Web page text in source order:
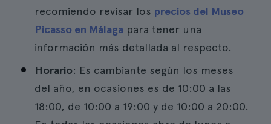
recomiendo revisar los precios del Museo
Picasso en Málaga para tener una
información más detallada al respecto.
Horario: Es cambiante según los meses
del año, en ocasiones es de 10:00 a las
18:00, de 10:00 a 19:00 y de 10:00 a 20:00.